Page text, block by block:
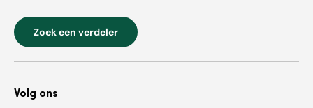
Zoek een verdeler
Volg ons